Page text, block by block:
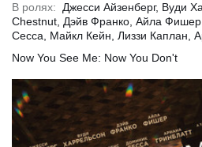
Подробнее
В ролях:
Джесси Айзенберг, Вуди
Chestnut, Дэйв Франко, Айла
Сесса, Майкл Кейн, Лиззи Каплан,
Now You See Me: Now You Don't